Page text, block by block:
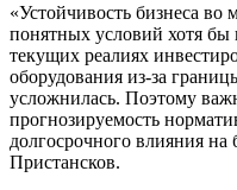
«Устойчивость бизнеса во
понятных условий хотя бы
текущих реалиях
оборудования из-за
усложнилась. Поэтому
прогнозируемость
долгосрочного влияния на
Пристансков.